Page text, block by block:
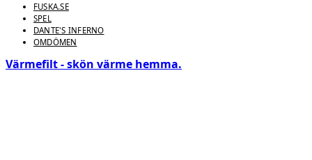
FUSKA.SE
SPEL
DANTE'S INFERNO
OMDÖMEN
Värmefilt - skön värme hemma.